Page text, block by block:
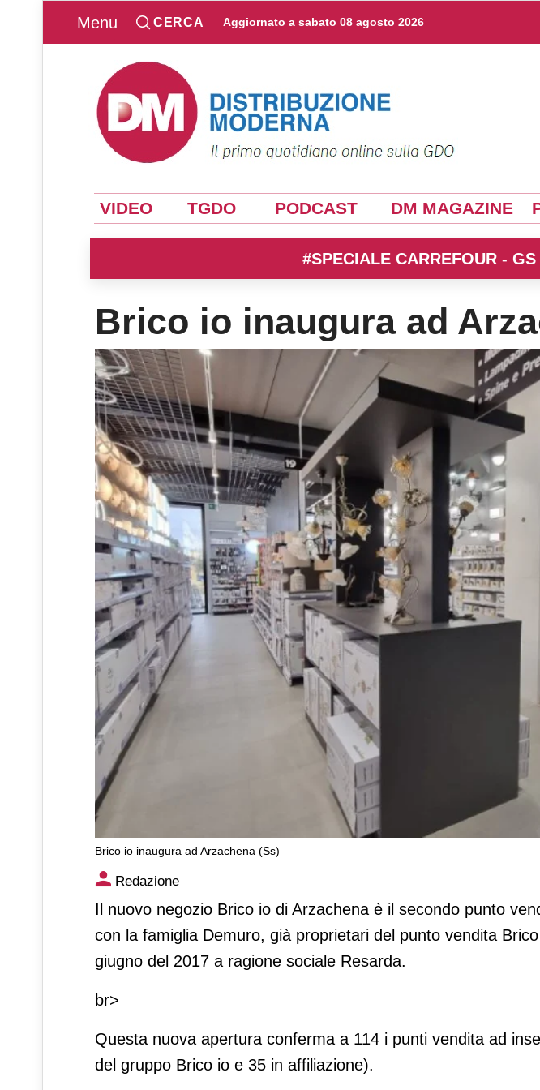
Menu CERCA Aggiornato a sabato 08 agosto 2026
VIDEO TGDO PODCAST DM MAGAZINE
#SPECIALE CARREFOUR - GS
Brico io inaugura ad
Brico io inaugura ad Arzachena (Ss)
Brico io inaugura ad Arzachena (Ss)
Redazione
Il nuovo negozio Brico io di Arzachena è il secondo punto
con la famiglia Demuro, già proprietari del punto vendita
giugno del 2017 a ragione sociale Resarda.
br>
Questa nuova apertura conferma a 114 i punti vendita ad
del gruppo Brico io e 35 in affiliazione).